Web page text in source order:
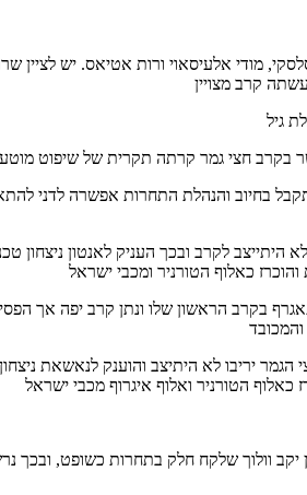
אלג'מל, אנטון נובסלסקי, מודי אלעיסאוי
והנהלת התחרות אפשרה לדני
גיל (2001-2002) במשקל 37 ק"ג, ברבע הגמר יריבו לא
מוחמד התאגרף בקרב הראשון שלו ונתן קרב
ניצח את יריבו בנקודות, בחצי הגמר יריבו לא